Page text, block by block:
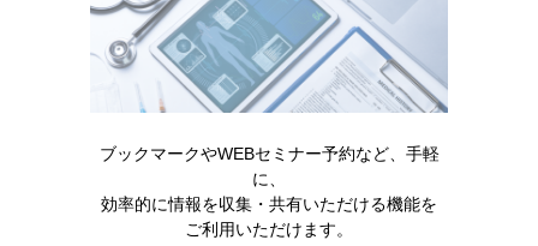
管理栄養士1
管理栄養士2
ブックマークやWEBセミナー予約など、手軽
に、
効率的に情報を収集・共有いただける機能を
ご利用いただけます。